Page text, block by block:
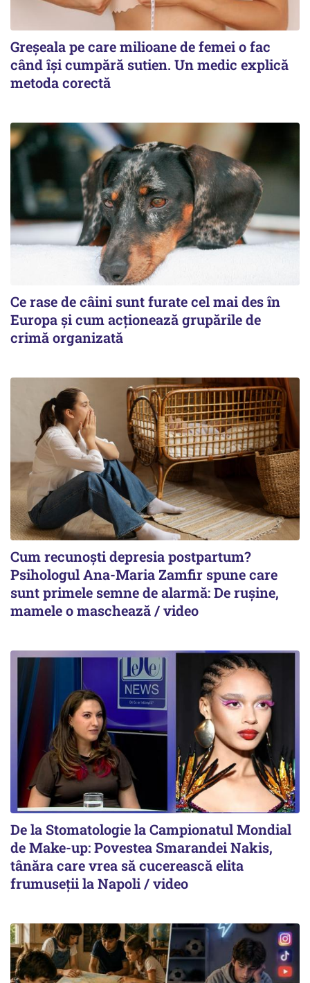
Greșeala pe care milioane de femei o fac
când își cumpără sutien. Un medic explică
metoda corectă
Ce rase de câini sunt furate cel mai des în
Europa și cum acționează grupările de
crimă organizată
Cum recunoști depresia postpartum?
Psihologul Ana-Maria Zamfir spune care
sunt primele semne de alarmă: De rușine,
mamele o maschează / video
De la Stomatologie la Campionatul Mondial
de Make-up: Povestea Smarandei Nakis,
tânăra care vrea să cucerească elita
frumuseții la Napoli / video